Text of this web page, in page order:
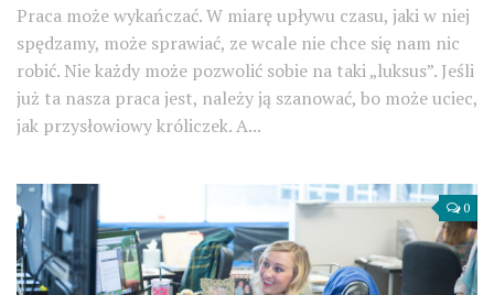
Praca może wykańczać. W miarę upływu czasu, jaki w niej
spędzamy, może sprawiać, ze wcale nie chce się nam nic
robić. Nie każdy może pozwolić sobie na taki „luksus”. Jeśli
już ta nasza praca jest, należy ją szanować, bo może uciec,
jak przysłowiowy króliczek. A...
0